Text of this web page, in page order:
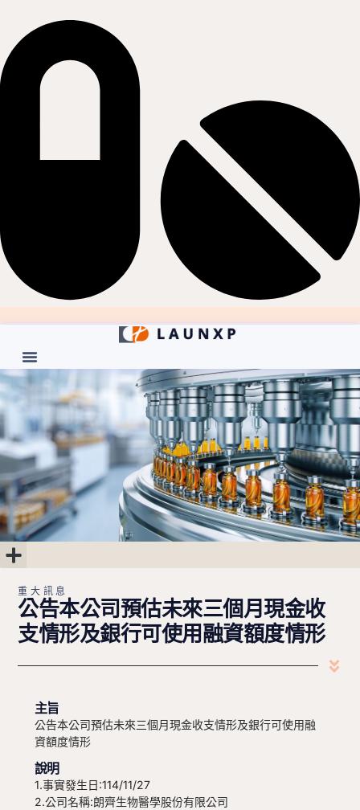
重大訊息
公告本公司預估未來三個月現金收
支情形及銀行可使用融資額度情形
主旨
公告本公司預估未來三個月現金收支情形及銀行可使用融
資額度情形
說明
1.事實發生日:114/11/27
2.公司名稱:朗齊生物醫學股份有限公司